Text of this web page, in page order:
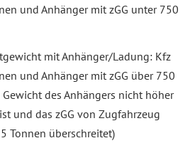
und Anhänger mit zGG unter 750
mit Anhänger/Ladung: Kfz
und Anhänger mit zGG über 750
des Anhängers nicht höher
und das zGG von Zugfahrzeug
Tonnen überschreitet)